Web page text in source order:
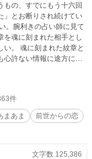
もの、すでにもう十六回
」とお断りされ続けてい
を魂に刻まれた相手とし
。 魂に刻まれた紋章と
心許ない情報に途方に暮
。 何でもリリーナと対
らず色々とドライな王
て頑張る伯爵令嬢が本当
説家になろう」様でも第
件
まあま
前世からの恋
文字数 125,386